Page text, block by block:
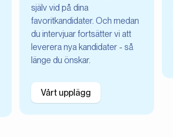
själv vid på dina
favoritkandidater. Och medan
du intervjuar fortsätter vi att
leverera nya kandidater - så
länge du önskar.
Vårt upplägg